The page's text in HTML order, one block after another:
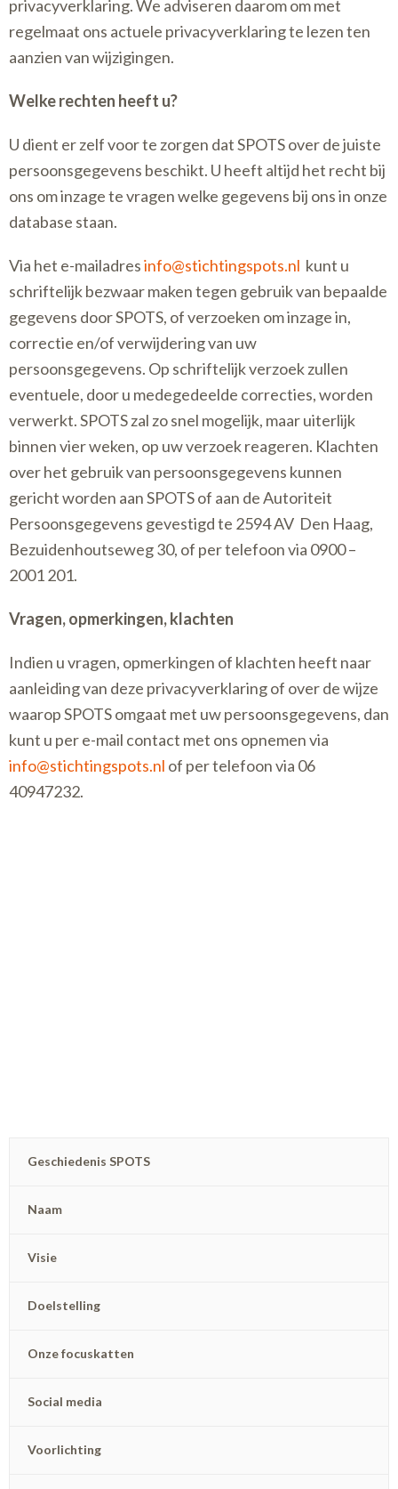
privacyverklaring. We adviseren daarom om met
regelmaat ons actuele privacyverklaring te lezen ten
aanzien van wijzigingen.
Welke rechten heeft u?
U dient er zelf voor te zorgen dat SPOTS over de juiste
persoonsgegevens beschikt. U heeft altijd het recht bij
ons om inzage te vragen welke gegevens bij ons in onze
database staan.
Via het e-mailadresinfo@stichtingspots.nl kunt u
schriftelijk bezwaar maken tegen gebruik van bepaalde
gegevens door SPOTS, of verzoeken om inzage in,
correctie en/of verwijdering van uw
persoonsgegevens. Op schriftelijk verzoek zullen
eventuele, door u medegedeelde correcties, worden
verwerkt. SPOTS zal zo snel mogelijk, maar uiterlijk
binnen vier weken, op uw verzoek reageren. Klachten
over het gebruik van persoonsgegevens kunnen
gericht worden aan SPOTS of aan de Autoriteit
Persoonsgegevens gevestigd te 2594 AV Den Haag,
Bezuidenhoutseweg 30, of per telefoon via 0900 –
2001 201.
Vragen, opmerkingen, klachten
Indien u vragen, opmerkingen of klachten heeft naar
aanleiding van deze privacyverklaring of over de wijze
waarop SPOTS omgaat met uw persoonsgegevens, dan
kunt u per e-mail contact met ons opnemen via
info@stichtingspots.nl of per telefoon via 06
40947232.
Geschiedenis SPOTS
Naam
Visie
Doelstelling
Onze focuskatten
Social media
Voorlichting